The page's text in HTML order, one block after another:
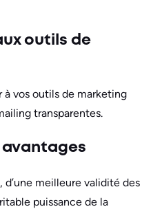
outils de
vos outils de marketing
transparentes.
avantages
d’une meilleure validité des
puissance de la